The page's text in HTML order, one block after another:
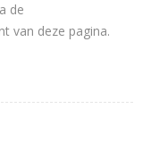
de
van deze pagina.